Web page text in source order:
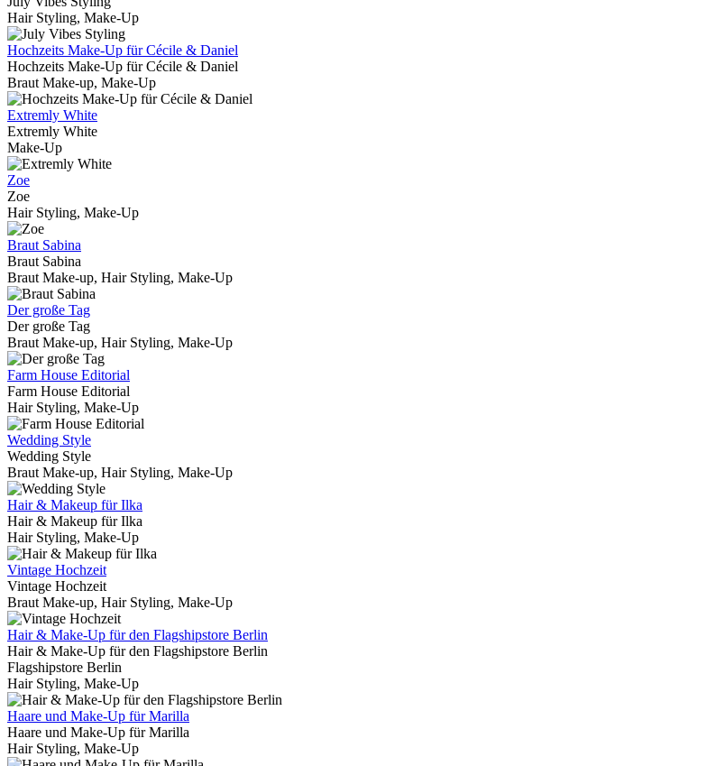
Hair Styling, Make-Up
Hochzeits Make-Up für Cécile & Daniel
Hochzeits Make-Up für Cécile & Daniel
Braut Make-up, Make-Up
Extremly White
Extremly White
Make-Up
Zoe
Zoe
Hair Styling, Make-Up
Braut Sabina
Braut Sabina
Braut Make-up, Hair Styling, Make-Up
Der große Tag
Der große Tag
Braut Make-up, Hair Styling, Make-Up
Farm House Editorial
Farm House Editorial
Hair Styling, Make-Up
Wedding Style
Wedding Style
Braut Make-up, Hair Styling, Make-Up
Hair & Makeup für Ilka
Hair & Makeup für Ilka
Hair Styling, Make-Up
Vintage Hochzeit
Vintage Hochzeit
Braut Make-up, Hair Styling, Make-Up
Hair & Make-Up für den Flagshipstore Berlin
Hair & Make-Up für den Flagshipstore Berlin
Flagshipstore Berlin
Hair Styling, Make-Up
Haare und Make-Up für Marilla
Haare und Make-Up für Marilla
Hair Styling, Make-Up